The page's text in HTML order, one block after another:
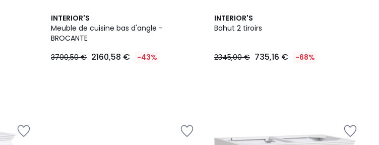
INTERIOR'S
Meuble de cuisine bas d'angle -
BROCANTE
3790,50 € 2160,58 € -43%
INTERIOR'S
Bahut 2 tiroirs
2345,00 € 735,16 € -68%